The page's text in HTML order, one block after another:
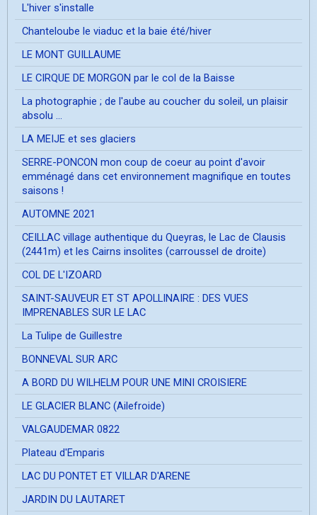
L'hiver s'installe
Chanteloube le viaduc et la baie été/hiver
LE MONT GUILLAUME
LE CIRQUE DE MORGON par le col de la Baisse
La photographie ; de l'aube au coucher du soleil, un plaisir
absolu ...
LA MEIJE et ses glaciers
SERRE-PONCON mon coup de coeur au point d'avoir
emménagé dans cet environnement magnifique en toutes
saisons !
AUTOMNE 2021
CEILLAC village authentique du Queyras, le Lac de Clausis
(2441m) et les Cairns insolites (carroussel de droite)
COL DE L'IZOARD
SAINT-SAUVEUR ET ST APOLLINAIRE : DES VUES
IMPRENABLES SUR LE LAC
La Tulipe de Guillestre
BONNEVAL SUR ARC
A BORD DU WILHELM POUR UNE MINI CROISIERE
LE GLACIER BLANC (Ailefroide)
VALGAUDEMAR 0822
Plateau d'Emparis
LAC DU PONTET ET VILLAR D'ARENE
JARDIN DU LAUTARET